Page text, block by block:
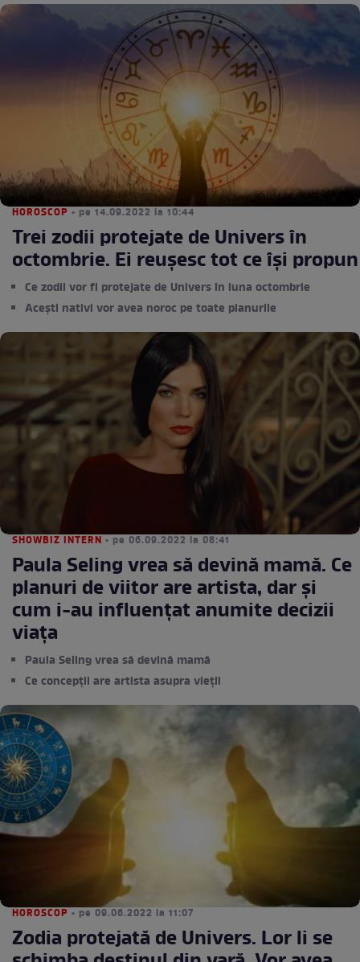
HOROSCOP • pe 14.09.2022 la 10:44
Trei zodii protejate de Univers în
octombrie. Ei reușesc tot ce își propun
Ce zodii vor fi protejate de Univers în luna octombrie
Acești nativi vor avea noroc pe toate planurile
SHOWBIZ INTERN • pe 06.09.2022 la 08:41
Paula Seling vrea să devină mamă. Ce
planuri de viitor are artista, dar și
cum i-au influențat anumite decizii
viața
Paula Seling vrea să devină mamă
Ce concepții are artista asupra vieții
HOROSCOP • pe 09.06.2022 la 11:07
Zodia protejată de Univers. Lor li se